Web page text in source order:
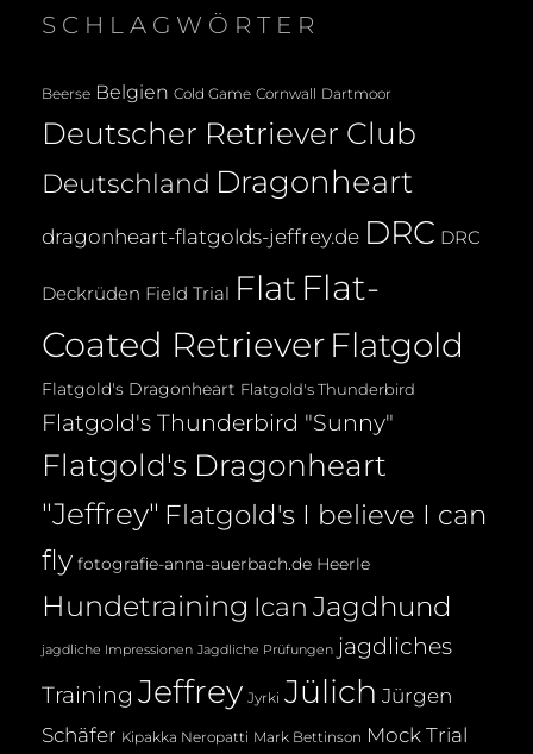
SCHLAGWÖRTER
Beerse Belgien Cold Game Cornwall Dartmoor
Deutscher Retriever Club
Deutschland Dragonheart
dragonheart-flatgolds-jeffrey.de DRC DRC
Deckrüden Field Trial Flat Flat-
Coated Retriever Flatgold
Flatgold's Dragonheart Flatgold's Thunderbird
Flatgold's Thunderbird "Sunny"
Flatgold's Dragonheart
"Jeffrey" Flatgold's I believe I can
fly fotografie-anna-auerbach.de Heerle
Hundetraining Ican Jagdhund
jagdliche Impressionen Jagdliche Prüfungen jagdliches
Training Jeffrey Jyrki Jülich Jürgen
Schäfer Kipakka Neropatti Mark Bettinson Mock Trial